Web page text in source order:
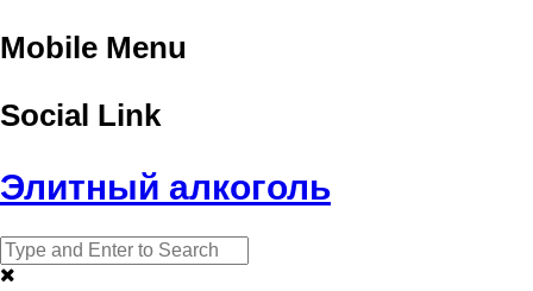
Mobile Menu
Social Link
Элитный алкоголь